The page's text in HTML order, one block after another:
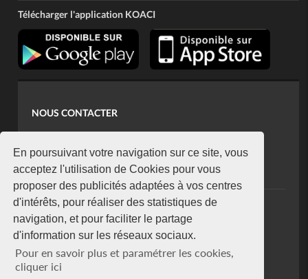
En poursuivant votre navigation sur ce site, vous
acceptez l'utilisation de Cookies pour vous
proposer des publicités adaptées à vos centres
d'intérêts, pour réaliser des statistiques de
navigation, et pour faciliter le partage
d'information sur les réseaux sociaux.
Pour en savoir plus et paramétrer les cookies,
cliquer ici
Télécharger l'application KOACI
NOUS CONTACTER
koaci@yahoo.fr
+225 07 08 85 52 93
NEWSLETTER
Restez connecté via notre newsletter
S'abonner
Se désabonner